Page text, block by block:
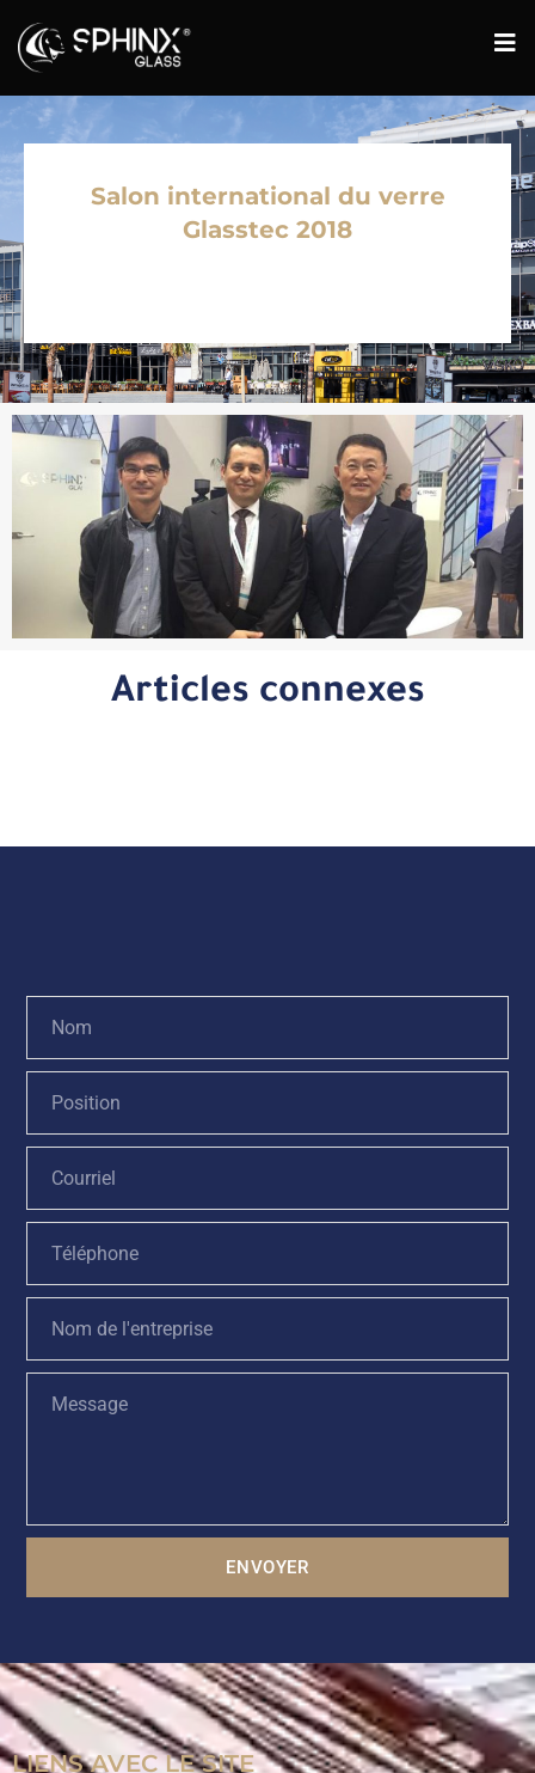
Salon international du verre
Glasstec 2018
Articles connexes
ENVOYER
LIENS AVEC LE SITE